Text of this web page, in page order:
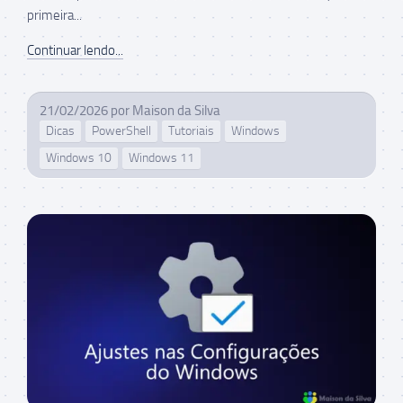
primeira...
Continuar lendo...
21/02/2026 por Maison da Silva
Dicas PowerShell Tutoriais
Windows
Windows 10
Windows 11